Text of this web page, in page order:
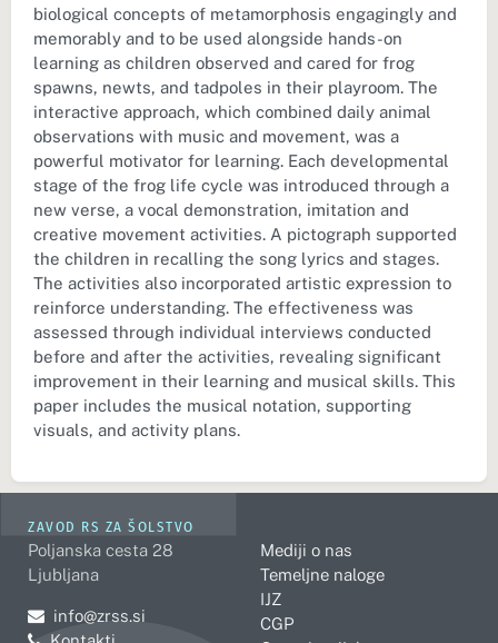
biological concepts of metamorphosis engagingly and
memorably and to be used alongside hands-on
learning as children observed and cared for frog
spawns, newts, and tadpoles in their playroom. The
interactive approach, which combined daily animal
observations with music and movement, was a
powerful motivator for learning. Each developmental
stage of the frog life cycle was introduced through a
new verse, a vocal demonstration, imitation and
creative movement activities. A pictograph supported
the children in recalling the song lyrics and stages.
The activities also incorporated artistic expression to
reinforce understanding. The effectiveness was
assessed through individual interviews conducted
before and after the activities, revealing significant
improvement in their learning and musical skills. This
paper includes the musical notation, supporting
visuals, and activity plans.
ZAVOD RS ZA ŠOLSTVO
Poljanska cesta 28
Ljubljana
Pošljite e-mail na
info@zrss.si
Mediji o nas
Temeljne naloge
IJZ
CGP